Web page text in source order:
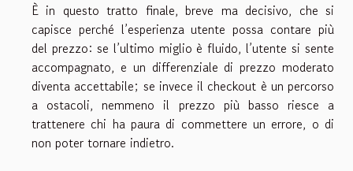
È in questo tratto finale, breve ma decisivo, che si
capisce perché l’esperienza utente possa contare più
del prezzo: se l’ultimo miglio è fluido, l’utente si sente
accompagnato, e un differenziale di prezzo moderato
diventa accettabile; se invece il checkout è un percorso
a ostacoli, nemmeno il prezzo più basso riesce a
trattenere chi ha paura di commettere un errore, o di
non poter tornare indietro.